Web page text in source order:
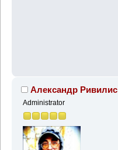
Александр Ривилис
Administrator